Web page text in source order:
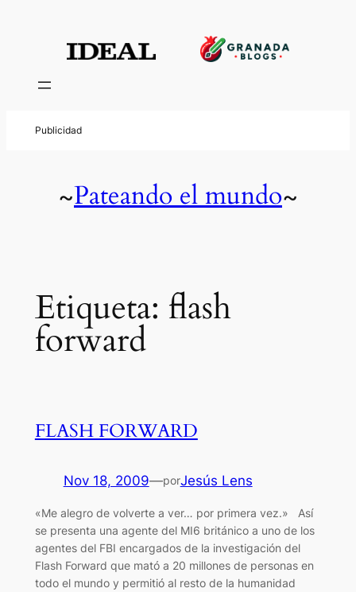
contenido
~Pateando el mundo~
Etiqueta: flash
forward
FLASH FORWARD
Nov 18, 2009—porJesús Lens
«Me alegro de volverte a ver… por primera vez.» Así
se presenta una agente del MI6 británico a uno de los
agentes del FBI encargados de la investigación del
Flash Forward que mató a 20 millones de personas en
todo el mundo y permitió al resto de la humanidad